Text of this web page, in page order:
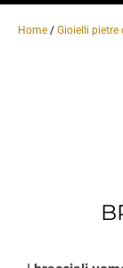
Home / Gioielli pietre